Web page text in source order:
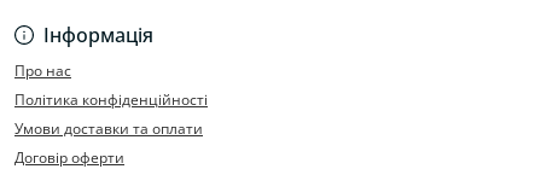
Інформація
Про нас
Політика конфіденційності
Умови доставки та оплати
Договір оферти